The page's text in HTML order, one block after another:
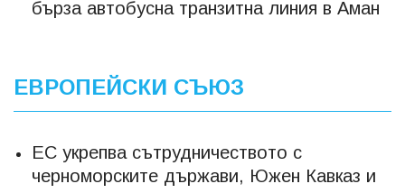
бърза автобусна транзитна линия в Аман
ЕВРОПЕЙСКИ СЪЮЗ
ЕС укрепва сътрудничеството с
черноморските държави, Южен Кавказ и